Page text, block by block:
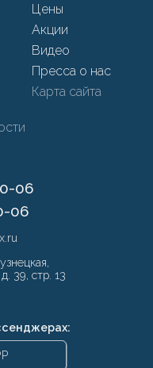
Цены
Акции
Видео
Пресса о нас
Карта сайта
06
06
39, стр. 13